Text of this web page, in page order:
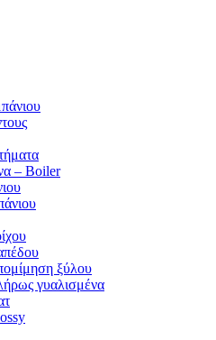
– Boiler
ξύλου
γυαλισμένα